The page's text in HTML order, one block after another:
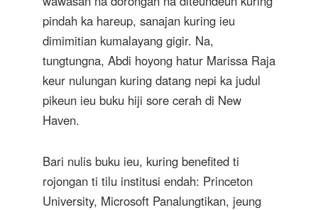
pindah ka hareup, sanajan kuring ieu
dimimitian kumalayang gigir. Na,
tungtungna, Abdi hoyong hatur Marissa Raja
keur nulungan kuring datang nepi ka judul
pikeun ieu buku hiji sore cerah di New
Haven.
Bari nulis buku ieu, kuring benefited ti
rojongan ti tilu institusi endah: Princeton
University, Microsoft Panalungtikan, jeung